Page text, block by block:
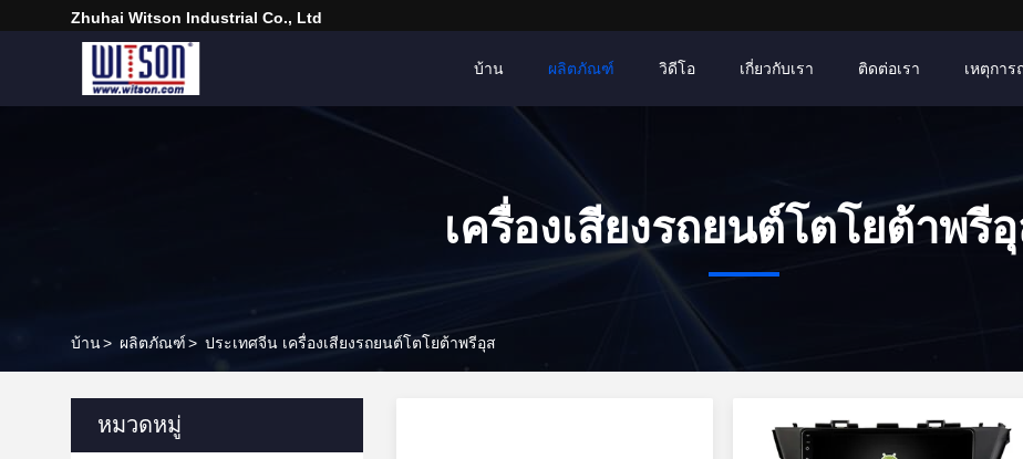
Zhuhai Witson Industrial Co., Ltd
บ้าน ผลิตภัณฑ์ วิดีโอ เกี่ยวกับเรา ติดต่อเรา เหตุกา
เครื่องเสียงรถยนต์โตโยต้าพรี
บ้าน> ผลิตภัณฑ์> ประเทศจีน เครื่องเสียงรถยนต์โตโยต้าพรีอุส
หมวดหมู่